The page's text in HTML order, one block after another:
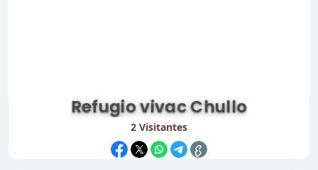
Refugio vivac Chullo
2Visitantes